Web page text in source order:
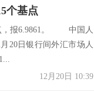
个基点
点，报6.9861。 中国人
20日银行间外汇市场人
12月20日 10:39